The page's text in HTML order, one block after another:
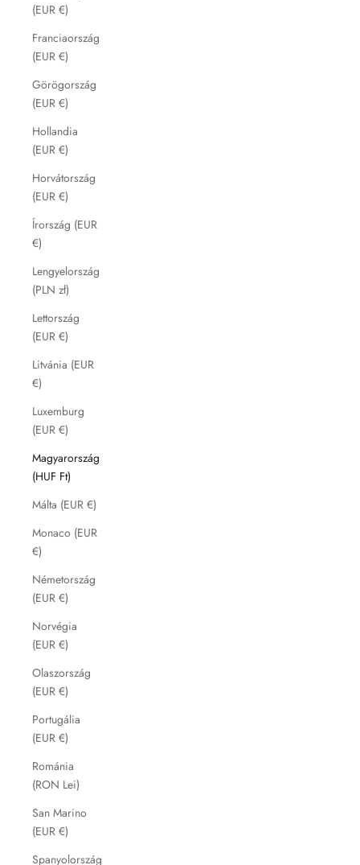
(EUR €)
Franciaország
(EUR €)
Görögország
(EUR €)
Hollandia
(EUR €)
Horvátország
(EUR €)
Írország (EUR
€)
Lengyelország
(PLN zł)
Lettország
(EUR €)
Litvánia (EUR
€)
Luxemburg
(EUR €)
Magyarország
(HUF Ft)
Málta (EUR €)
Monaco (EUR
€)
Németország
(EUR €)
Norvégia
(EUR €)
Olaszország
(EUR €)
Portugália
(EUR €)
Románia
(RON Lei)
San Marino
(EUR €)
Spanyolország